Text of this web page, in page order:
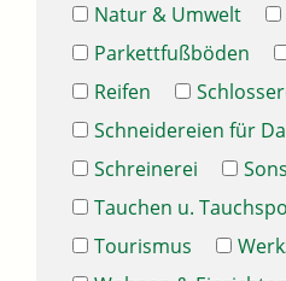
Natur & Umwelt
Parkettfußböden
Reifen
Schneidereien für
Schreinerei
Tauchen u.
Tourismus